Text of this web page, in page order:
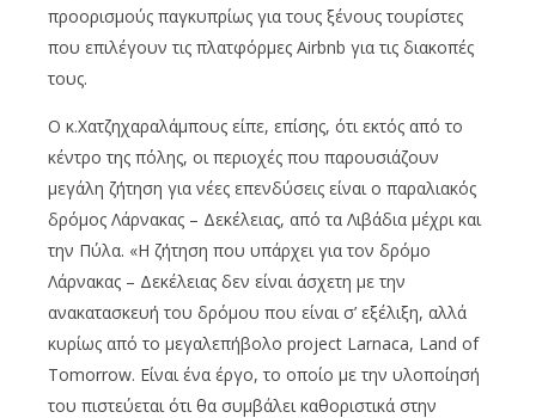
προορισμούς παγκυπρίως για τους ξένους τουρίστες
που επιλέγουν τις πλατφόρμες Airbnb για τις διακοπές
τους.
Ο κ.Χατζηχαραλάμπους είπε, επίσης, ότι εκτός από το
κέντρο της πόλης, οι περιοχές που παρουσιάζουν
μεγάλη ζήτηση για νέες επενδύσεις είναι ο παραλιακός
δρόμος Λάρνακας – Δεκέλειας, από τα Λιβάδια μέχρι και
την Πύλα. «Η ζήτηση που υπάρχει για τον δρόμο
Λάρνακας – Δεκέλειας δεν είναι άσχετη με την
ανακατασκευή του δρόμου που είναι σ’ εξέλιξη, αλλά
κυρίως από το μεγαλεπήβολο project Larnaca, Land of
Tomorrow. Είναι ένα έργο, το οποίο με την υλοποίησή
του πιστεύεται ότι θα συμβάλει καθοριστικά στην